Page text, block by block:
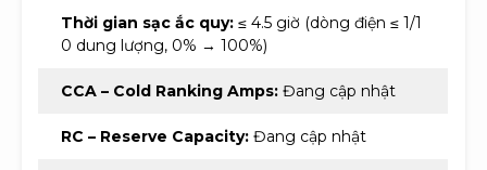
Thời gian sạc ắc quy: ≤ 4.5 giờ (dòng điện ≤ 1/1
0 dung lượng, 0% → 100%)
CCA – Cold Ranking Amps: Đang cập nhật
RC – Reserve Capacity: Đang cập nhật